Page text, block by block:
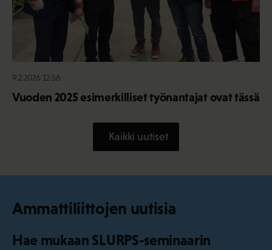
9.2.2026 12:56
Vuoden 2025 esimerkilliset työnantajat ovat tässä
Kaikki uutiset
Ammattiliittojen uutisia
Hae mukaan SLURPS-seminaarin